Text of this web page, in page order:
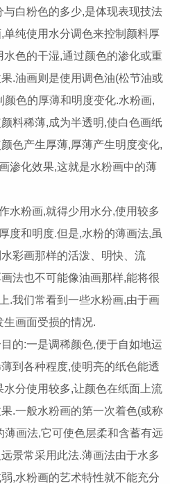
白粉色的多少,是体现表现技法
单纯使用水分调色来控制颜料厚
色的干湿,通过颜色的渗化或重
.油画则是使用调色油(松节油或
色的厚薄和明度变化.水粉画,
料稀薄,成为半透明,使白色画纸
色产生厚薄,厚薄产生明度变化,
渗化效果,这就是水粉画中的薄
水粉画,就得少用水分,使用较多
度和明度.但是,水粉的薄画法,虽
彩画那样的活泼、明快、流
法也不可能像油画那样,能将很
.我们常看到一些水粉画,由于画
画面受损的情况.
的:一是调稀颜色,便于自如地运
到各种程度,使明亮的纸色能透
分使用较多,让颜色在纸面上流
.一般水粉画的第一次着色(或称
画法,它可使色层柔和含蓄有远
景常采用此法.薄画法由于水多
,水粉画的艺术特性就不能充分